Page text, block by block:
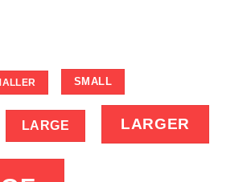
SMALL
LARGE LARGER